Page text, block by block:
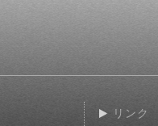
リンク